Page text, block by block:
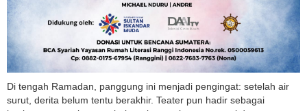
Di tengah Ramadan, panggung ini menjadi pengingat: setelah air
surut, derita belum tentu berakhir. Teater pun hadir sebagai